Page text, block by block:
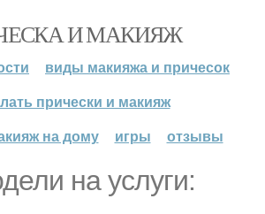
И МАКИЯЖ
виды макияжа и причесок
прически и макияж
на дому
игры отзывы
на услуги: